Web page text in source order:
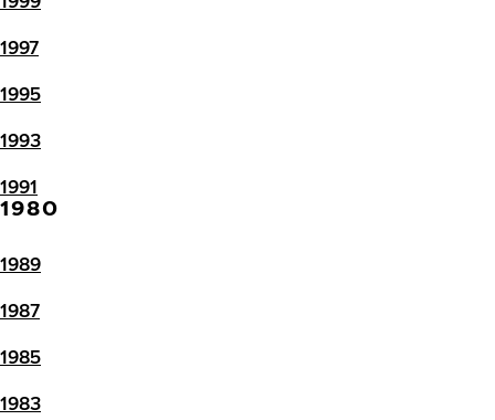
1997
1995
1993
1991
1980
1989
1987
1985
1983